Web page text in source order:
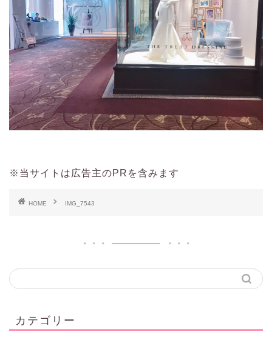
※当サイトは広告主のPRを含みます
HOME IMG_7543
カテゴリー